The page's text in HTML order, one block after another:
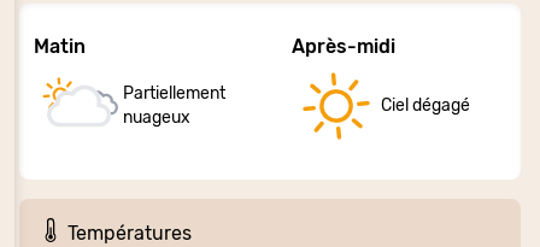
Matin
Partiellement
nuageux
Après-midi
Ciel dégagé
Températures